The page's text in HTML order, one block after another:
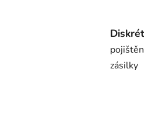
zásilky